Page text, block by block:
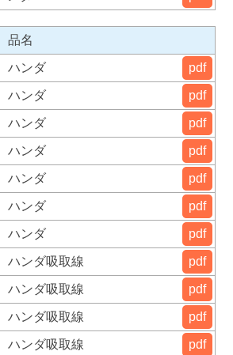
品名
ハンダ pdf
ハンダ pdf
ハンダ pdf
ハンダ pdf
ハンダ pdf
ハンダ pdf
ハンダ pdf
ハンダ吸取線 pdf
ハンダ吸取線 pdf
ハンダ吸取線 pdf
ハンダ吸取線 pdf